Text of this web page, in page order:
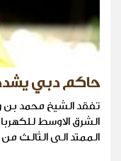
حاكم دبي
تفقد الشيخ محمد
الشرق الاوسط
الممتد الى الثالث